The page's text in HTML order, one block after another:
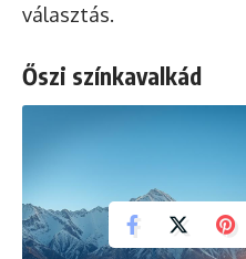
választás.
Őszi színkavalkád